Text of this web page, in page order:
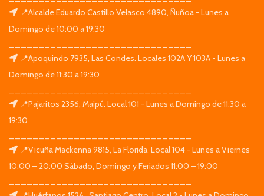
📍Alcalde Eduardo Castillo Velasco 4890, Ñuñoa - Lunes a
Domingo de 10:00 a 19:30
📍Apoquindo 7935, Las Condes. Locales 102A Y 103A - Lunes a
Domingo de 11:30 a 19:30
📍Pajaritos 2356, Maipú. Local 101 - Lunes a Domingo de 11:30 a
19:30
📍Vicuña Mackenna 9815, La Florida. Local 104 - Lunes a Viernes
10:00 – 20:00 Sábado, Domingo y Feriados 11:00 – 19:00